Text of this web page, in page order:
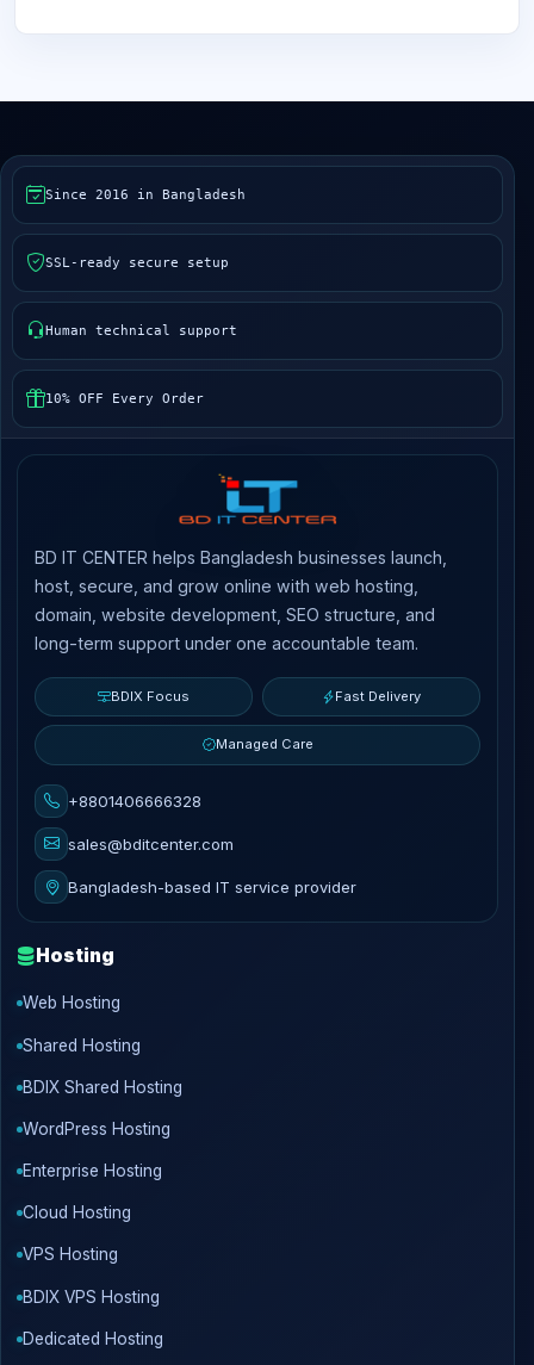
Since 2016 in Bangladesh
SSL-ready secure setup
Human technical support
10% OFF Every Order
BD IT CENTER helps Bangladesh businesses launch,
host, secure, and grow online with web hosting,
domain, website development, SEO structure, and
long-term support under one accountable team.
BDIX Focus Fast Delivery
Managed Care
+8801406666328
sales@bditcenter.com
Bangladesh-based IT service provider
Hosting
Web Hosting
Shared Hosting
BDIX Shared Hosting
WordPress Hosting
Enterprise Hosting
Cloud Hosting
VPS Hosting
BDIX VPS Hosting
Dedicated Hosting